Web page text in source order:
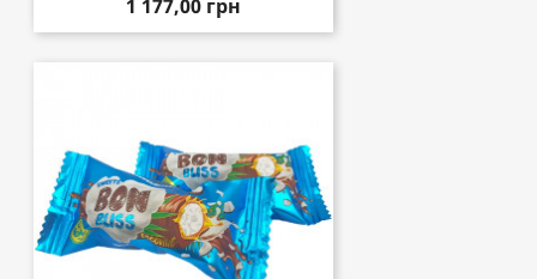
1 177,00 грн